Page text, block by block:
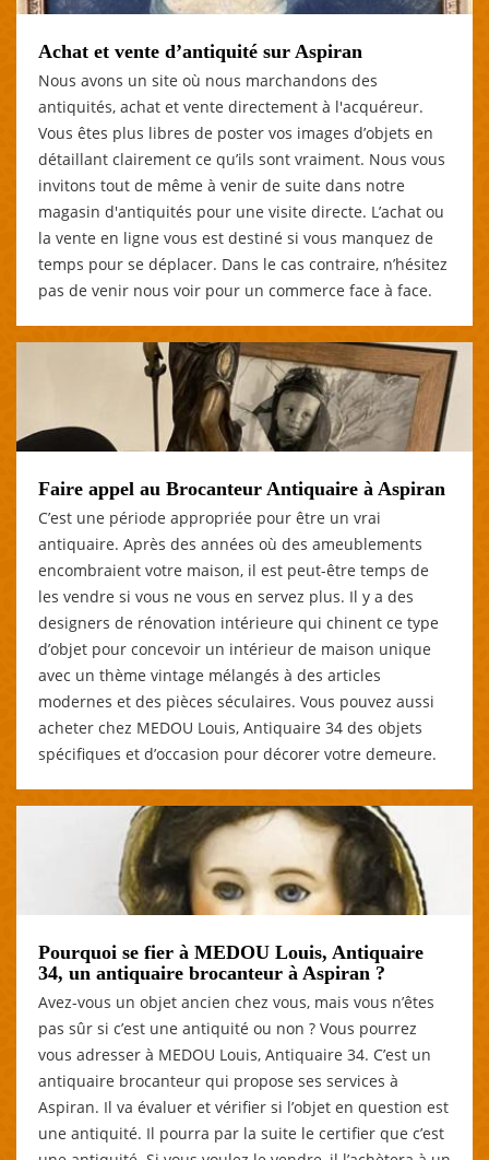
Achat et vente d’antiquité sur Aspiran
Nous avons un site où nous marchandons des
antiquités, achat et vente directement à l'acquéreur.
Vous êtes plus libres de poster vos images d’objets en
détaillant clairement ce qu’ils sont vraiment. Nous vous
invitons tout de même à venir de suite dans notre
magasin d'antiquités pour une visite directe. L’achat ou
la vente en ligne vous est destiné si vous manquez de
temps pour se déplacer. Dans le cas contraire, n’hésitez
pas de venir nous voir pour un commerce face à face.
Faire appel au Brocanteur Antiquaire à Aspiran
C’est une période appropriée pour être un vrai
antiquaire. Après des années où des ameublements
encombraient votre maison, il est peut-être temps de
les vendre si vous ne vous en servez plus. Il y a des
designers de rénovation intérieure qui chinent ce type
d’objet pour concevoir un intérieur de maison unique
avec un thème vintage mélangés à des articles
modernes et des pièces séculaires. Vous pouvez aussi
acheter chez MEDOU Louis, Antiquaire 34 des objets
spécifiques et d’occasion pour décorer votre demeure.
Pourquoi se fier à MEDOU Louis, Antiquaire
34, un antiquaire brocanteur à Aspiran ?
Avez-vous un objet ancien chez vous, mais vous n’êtes
pas sûr si c’est une antiquité ou non ? Vous pourrez
vous adresser à MEDOU Louis, Antiquaire 34. C’est un
antiquaire brocanteur qui propose ses services à
Aspiran. Il va évaluer et vérifier si l’objet en question est
une antiquité. Il pourra par la suite le certifier que c’est